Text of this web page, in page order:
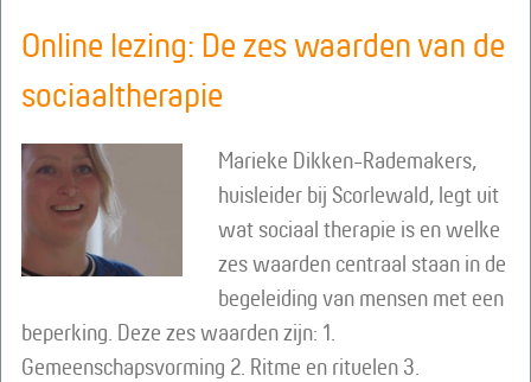
Online lezing: De zes waarden van de
sociaaltherapie
Marieke Dikken-Rademakers,
huisleider bij Scorlewald, legt uit
wat sociaal therapie is en welke
zes waarden centraal staan in de
begeleiding van mensen met een
beperking. Deze zes waarden zijn: 1.
Gemeenschapsvorming 2. Ritme en rituelen 3.